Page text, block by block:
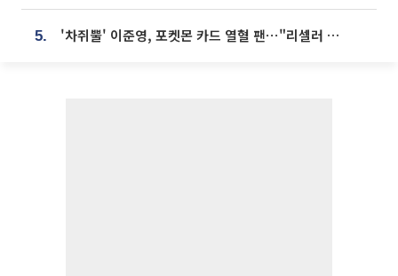
5. '차쥐뿔' 이준영, 포켓몬 카드 열혈 팬⋯"리셀러 처단할 것"